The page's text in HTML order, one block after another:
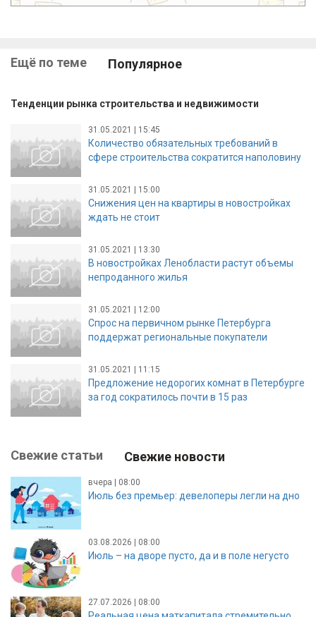
Ещё по теме Популярное
Тенденции рынка строительства и недвижимости
31.05.2021 | 15:45
Количество обязательных требований в
сфере строительства сократится наполовину
31.05.2021 | 15:00
Снижения цен на квартиры в новостройках
ждать не стоит
31.05.2021 | 13:30
В новостройках Ленобласти растут объемы
непроданного жилья
31.05.2021 | 12:00
Спрос на первичном рынке Петербурга
поддержат региональные покупатели
31.05.2021 | 11:15
Предложение недорогих комнат в Петербурге
за год сократилось почти в 15 раз
Свежие статьи Свежие новости
вчера | 08:00
Июль без премьер: девелоперы легли на дно
03.08.2026 | 08:00
Июль – на дворе пусто, да и в поле негусто
27.07.2026 | 08:00